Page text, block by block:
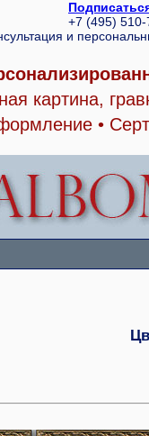
+7 (495)
и
картина,
•